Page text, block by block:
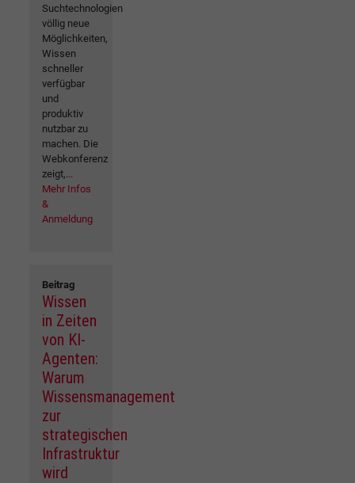
Suchtechnologien
völlig neue
Möglichkeiten,
Wissen
schneller
verfügbar
und
produktiv
nutzbar zu
machen. Die
Webkonferenz
zeigt,...
Mehr Infos
&
Anmeldung
Beitrag
Wissen
in Zeiten
von KI-
Agenten:
Warum
Wissensmanagement
zur
strategischen
Infrastruktur
wird